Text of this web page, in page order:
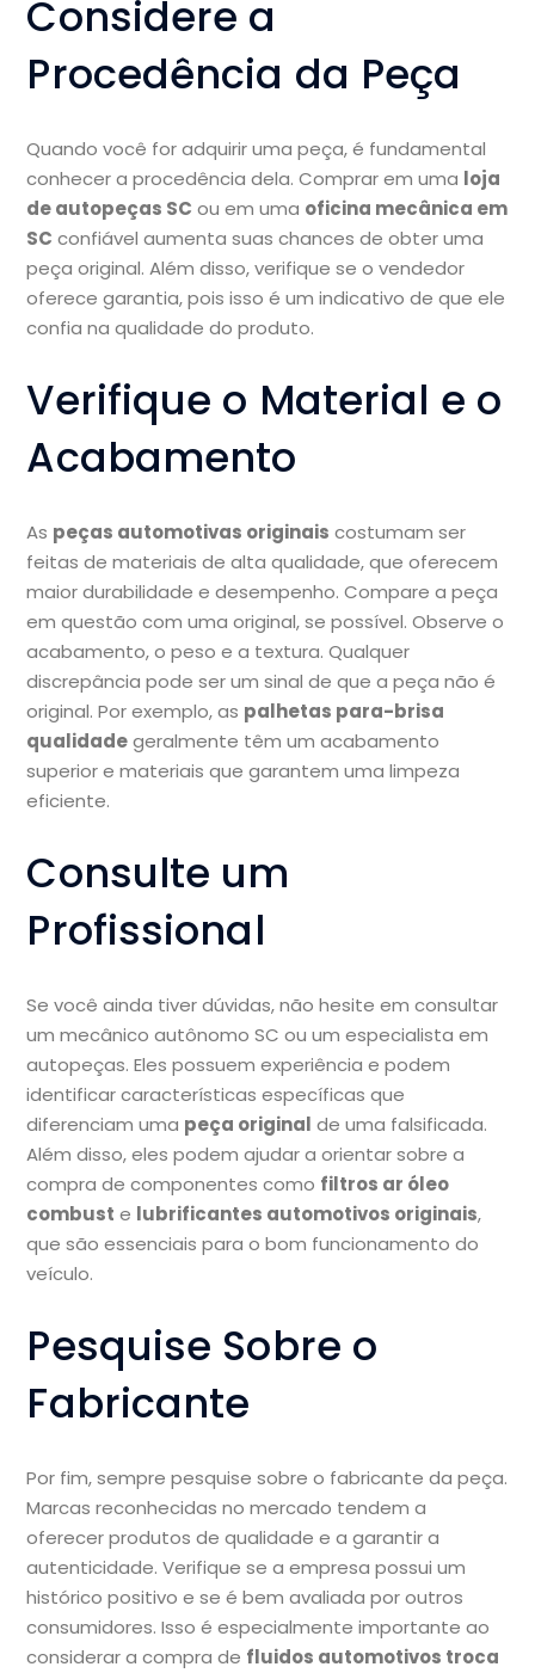
Considere a
Procedência da Peça
Quando você for adquirir uma peça, é fundamental
conhecer a procedência dela. Comprar em uma loja
de autopeças SC ou em uma oficina mecânica em
SC confiável aumenta suas chances de obter uma
peça original. Além disso, verifique se o vendedor
oferece garantia, pois isso é um indicativo de que ele
confia na qualidade do produto.
Verifique o Material e o
Acabamento
As peças automotivas originais costumam ser
feitas de materiais de alta qualidade, que oferecem
maior durabilidade e desempenho. Compare a peça
em questão com uma original, se possível. Observe o
acabamento, o peso e a textura. Qualquer
discrepância pode ser um sinal de que a peça não é
original. Por exemplo, as palhetas para-brisa
qualidadegeralmente têm um acabamento
superior e materiais que garantem uma limpeza
eficiente.
Consulte um
Profissional
Se você ainda tiver dúvidas, não hesite em consultar
um mecânico autônomo SC ou um especialista em
autopeças. Eles possuem experiência e podem
identificar características específicas que
diferenciam uma peça original de uma falsificada.
Além disso, eles podem ajudar a orientar sobre a
compra de componentes como filtros ar óleo
combust e lubrificantes automotivos originais,
que são essenciais para o bom funcionamento do
veículo.
Pesquise Sobre o
Fabricante
Por fim, sempre pesquise sobre o fabricante da peça.
Marcas reconhecidas no mercado tendem a
oferecer produtos de qualidade e a garantir a
autenticidade. Verifique se a empresa possui um
histórico positivo e se é bem avaliada por outros
consumidores. Isso é especialmente importante ao
considerar a compra de fluidos automotivos troca